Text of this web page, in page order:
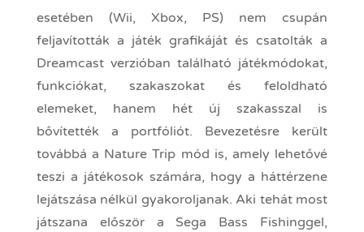
esetében (Wii, Xbox, PS) nem csupán
feljavították a játék grafikáját és csatolták a
Dreamcast verzióban található játékmódokat,
funkciókat, szakaszokat és feloldható
elemeket, hanem hét új szakasszal is
bővítették a portfóliót. Bevezetésre került
továbbá a Nature Trip mód is, amely lehetővé
teszi a játékosok számára, hogy a háttérzene
lejátszása nélkül gyakoroljanak. Aki tehát most
játszana először a Sega Bass Fishinggel,